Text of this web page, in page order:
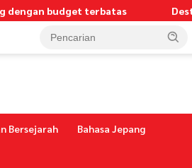
terbatas Destinasi alam
Bersejarah Bahasa Jepang